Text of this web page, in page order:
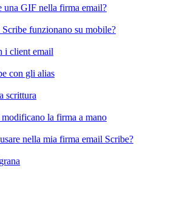
una GIF nella firma email?
funzionano su mobile?
i client email
con gli alias
scrittura
la firma a mano
nella mia firma email Scribe?